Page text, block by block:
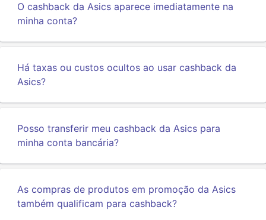
O cashback da Asics aparece imediatamente na
minha conta?
Há taxas ou custos ocultos ao usar cashback da
Asics?
Posso transferir meu cashback da Asics para
minha conta bancária?
As compras de produtos em promoção da Asics
também qualificam para cashback?